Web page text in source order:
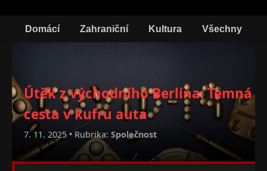
Domácí Zahraniční Kultura Všechny
Útěk z východního Berlína: Temná
cesta v kufru auta
7. 11. 2025 • Rubrika: Společnost